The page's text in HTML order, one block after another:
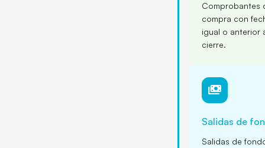
Comprobantes
compra con
igual o anterior
cierre.
payments
Salidas de
Salidas de